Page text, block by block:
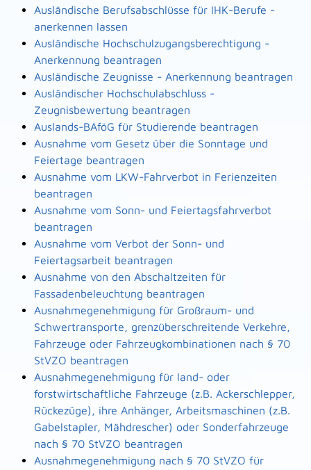
Ausländische Berufsabschlüsse für IHK-Berufe -
anerkennen lassen
Ausländische Hochschulzugangsberechtigung -
Anerkennung beantragen
Ausländische Zeugnisse - Anerkennung beantragen
Ausländischer Hochschulabschluss -
Zeugnisbewertung beantragen
Auslands-BAföG für Studierende beantragen
Ausnahme vom Gesetz über die Sonntage und
Feiertage beantragen
Ausnahme vom LKW-Fahrverbot in Ferienzeiten
beantragen
Ausnahme vom Sonn- und Feiertagsfahrverbot
beantragen
Ausnahme vom Verbot der Sonn- und
Feiertagsarbeit beantragen
Ausnahme von den Abschaltzeiten für
Fassadenbeleuchtung beantragen
Ausnahmegenehmigung für Großraum- und
Schwertransporte, grenzüberschreitende Verkehre,
Fahrzeuge oder Fahrzeugkombinationen nach § 70
StVZO beantragen
Ausnahmegenehmigung für land- oder
forstwirtschaftliche Fahrzeuge (z.B. Ackerschlepper,
Rückezüge), ihre Anhänger, Arbeitsmaschinen (z.B.
Gabelstapler, Mähdrescher) oder Sonderfahrzeuge
nach § 70 StVZO beantragen
Ausnahmegenehmigung nach § 70 StVZO für